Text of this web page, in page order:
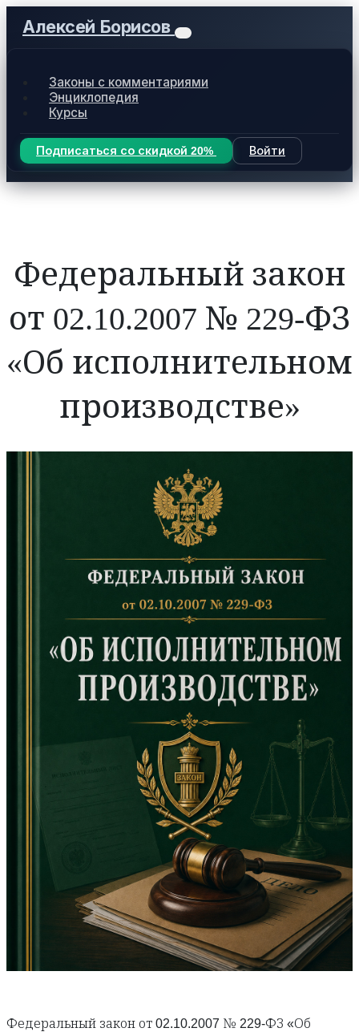
Алексей Борисов
Законы с комментариями
Энциклопедия
Курсы
Подписаться со скидкой 20% Войти
Федеральный закон
от 02.10.2007 № 229-ФЗ
«Об исполнительном
производстве»
Федеральный закон от 02.10.2007 № 229-ФЗ «Об